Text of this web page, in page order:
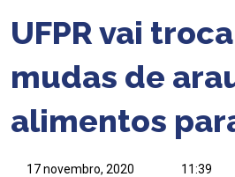
UFPR vai
mudas de
alimentos
17 novembro, 2020 11:39